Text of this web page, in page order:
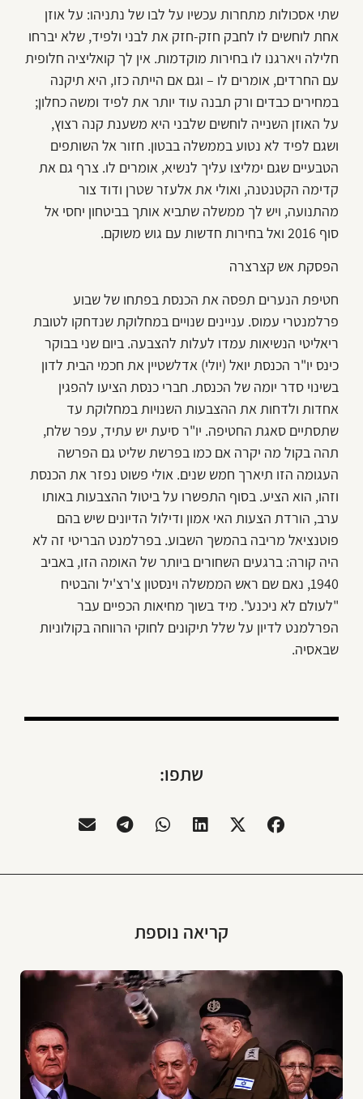
שתי אסכולות מתחרות עכשיו על לבו של נתניהו: על אוזן
אחת לוחשים לו לחבק חזק-חזק את לבני ולפיד, שלא יברחו
חלילה ויארגנו לו בחירות מוקדמות. אין לך קואליציה חלופית
עם החרדים, אומרים לו – וגם אם הייתה כזו, היא תיקנה
במחירים כבדים ורק תבנה עוד יותר את לפיד ומשה כחלון;
על האוזן השנייה לוחשים שלבני היא משענת קנה רצוץ,
ושגם לפיד לא נטוע בממשלה בבטון. חזור אל השותפים
הטבעיים שגם ימליצו עליך לנשיא, אומרים לו. צרף גם את
קדימה הקטנטנה, ואולי את אלעזר שטרן ודוד צור
מהתנועה, ויש לך ממשלה שתביא אותך בביטחון יחסי אל
סוף 2016 ואל בחירות חדשות עם גוש משוקם.
הפסקת אש קצרצרה
חטיפת הנערים תפסה את הכנסת בפתחו של שבוע
פרלמנטרי עמוס. עניינים שנויים במחלוקת שנדחקו לטובת
ריאליטי הנשיאות עמדו לעלות להצבעה. ביום שני בבוקר
כינס יו"ר הכנסת יואל (יולי) אדלשטיין את חכמי הבית לדון
בשינוי סדר יומה של הכנסת. חברי כנסת הציעו להפגין
אחדות ולדחות את ההצבעות השנויות במחלוקת עד
שתסתיים סאגת החטיפה. יו"ר סיעת יש עתיד, עפר שלח,
תהה בקול מה יקרה אם כמו בפרשת שליט גם הפרשה
העגומה הזו תיארך חמש שנים. אולי פשוט נפזר את הכנסת
וזהו, הוא הציע. בסוף התפשרו על ביטול ההצבעות באותו
ערב, הורדת הצעות האי אמון ודילול הדיונים שיש בהם
פוטנציאל מריבה בהמשך השבוע. בפרלמנט הבריטי זה לא
היה קורה: ברגעים השחורים ביותר של האומה הזו, באביב
1940, נאם שם ראש הממשלה וינסטון צ'רצ'יל והבטיח
"לעולם לא ניכנע". מיד בשוך מחיאות הכפיים עבר
הפרלמנט לדיון על שלל תיקונים לחוקי הרווחה בקולוניות
שבאסיה.
שתפו:
קריאה נוספת